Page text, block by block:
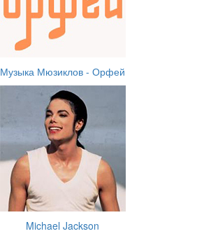
Музыка Мюзиклов - Орфей
Michael Jackson